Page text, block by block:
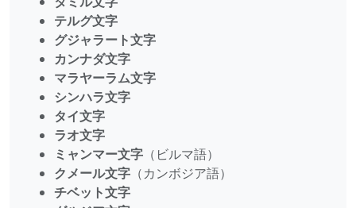
テルグ文字
グジャラート文字
カンナダ文字
マラヤーラム文字
シンハラ文字
タイ文字
ラオ文字
ミャンマー文字 （ビルマ語）
クメール文字 （カンボジア語）
チベット文字